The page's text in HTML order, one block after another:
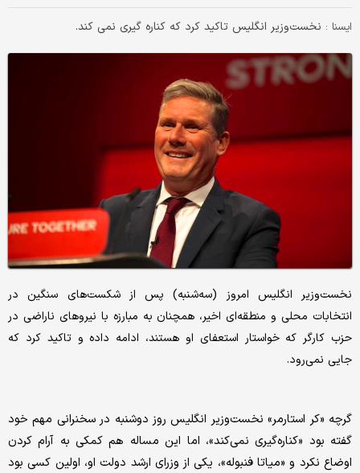
ایسنا : نخست‌وزیر انگلیس تاکید کرد که کناره گیری نمی کند.
نخست‌وزیر انگلیس امروز (سه‌شنبه) پس از شکست‌های سنگین در
انتخابات محلی و منطقه‌ای اخیر، همچنان به مبارزه با نیروهای ناراضی در
حزب کارگر که خواستار استعفای او هستند، ادامه داده و تاکید کرد که
جایی نمی‌رود.
گرچه «کر استارمر» نخست‌وزیر انگلیس روز دوشنبه در سخنرانی مهم خود
گفته بود «کناره‌گیری نمی‌کند»، اما این مساله هم کمکی به آرام کردن
اوضاع نکرد و «میاتا فنبوله»، یکی از وزرای ارشد دولت او، اولین کسی بود